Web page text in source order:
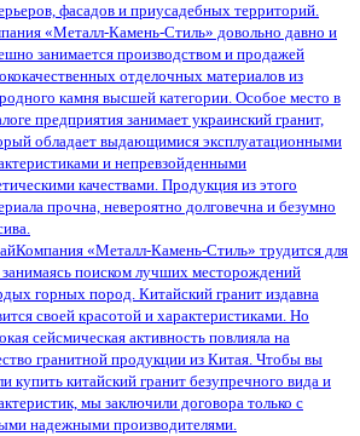
фасадов и приусадебных территорий.
«Металл-Камень-Стиль» довольно давно и
занимается производством и продажей
отделочных материалов из
камня высшей категории. Особое место в
предприятия занимает украинский гранит,
обладает выдающимися эксплуатационными
и непревзойденными
качествами. Продукция из этого
прочна, невероятно долговечна и безумно
Компания «Металл-Камень-Стиль» трудится для
занимаясь поиском лучших месторождений
горных пород. Китайский гранит издавна
своей красотой и характеристиками. Но
сейсмическая активность повлияла на
гранитной продукции из Китая. Чтобы вы
купить китайский гранит безупречного вида и
мы заключили договора только с
надежными производителями.